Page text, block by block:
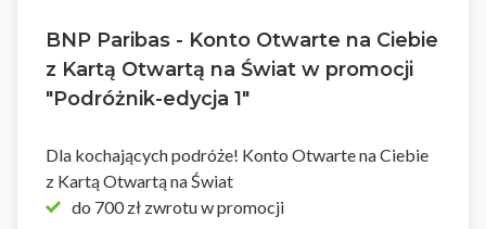
BNP Paribas - Konto Otwarte na Ciebie
z Kartą Otwartą na Świat w promocji
"Podróżnik-edycja 1"
Dla kochających podróże! Konto Otwarte na Ciebie
z Kartą Otwartą na Świat
do 700 zł zwrotu w promocji